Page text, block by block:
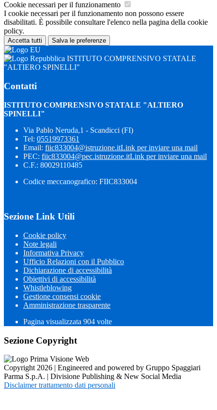
Cookie necessari per il funzionamento
I cookie necessari per il funzionamento non possono essere
disabilitati. È possibile consultare l'elenco nella pagina della cookie
policy.
Accetta tutti Salva le preferenze
ISTITUTO COMPRENSIVO STATALE
"ALTIERO SPINELLI"
Contatti
ISTITUTO COMPRENSIVO STATALE "ALTIERO
SPINELLI"
Via Pablo Neruda,1 - Scandicci (FI)
Tel: 05519973361
Email: fiic833004@istruzione.itLink per inviare una mail
PEC: fiic833004@pec.istruzione.itLink per inviare una mail
C.F.: 80029110485
Codice meccanografico: FIIC833004
Sezione Link Utili
Cookie policy
Note legali
Informativa Privacy
Ufficio Relazioni con il Pubblico
Dichiarazione di accessibilità
Obiettivi di accessibilità
Whistleblowing
Gestione consensi cookie
Amministrazione trasparente
Pagina visualizzata 904 volte
Sezione Copyright
Copyright 2026 | Engineered and powered by Gruppo Spaggiari
Parma S.p.A. | Divisione Publishing & New Social Media
Disclaimer trattamento dati personali